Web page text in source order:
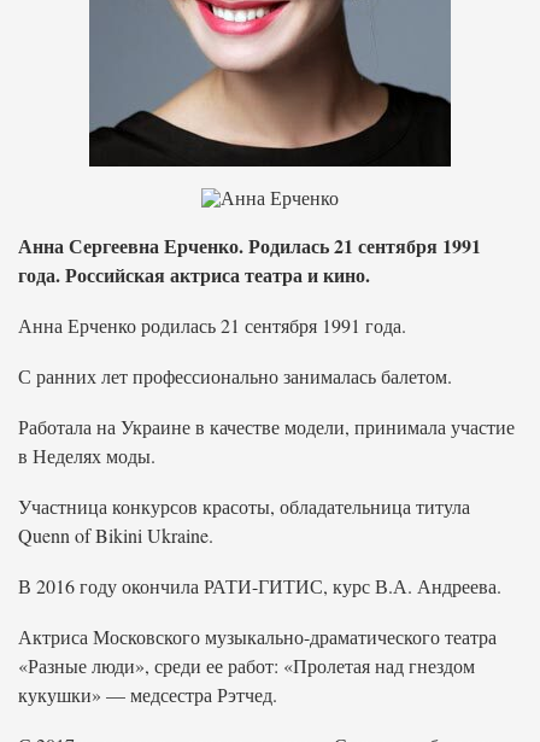
Анна Сергеевна Ерченко. Родилась 21 сентября 1991
года. Российская актриса театра и кино.
Анна Ерченко родилась 21 сентября 1991 года.
С ранних лет профессионально занималась балетом.
Работала на Украине в качестве модели, принимала участие
в Неделях моды.
Участница конкурсов красоты, обладательница титула
Quenn of Bikini Ukraine.
В 2016 году окончила РАТИ-ГИТИС, курс В.А. Андреева.
Актриса Московского музыкально-драматического театра
«Разные люди», среди ее работ: «Пролетая над гнездом
кукушки» — медсестра Рэтчед.